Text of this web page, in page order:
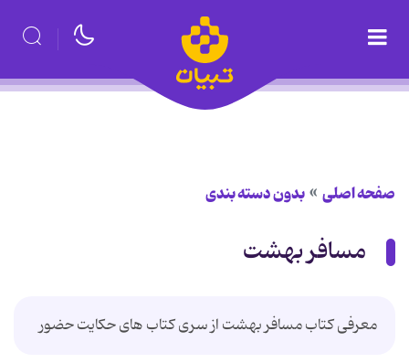
صفحه اصلی بدون دسته بندی
مسافر بهشت
معرفی کتاب مسافر بهشت از سری کتاب های حکایت حضور